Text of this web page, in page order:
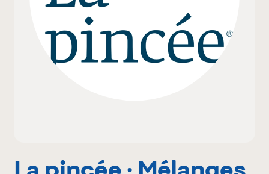
Institutions
À propos